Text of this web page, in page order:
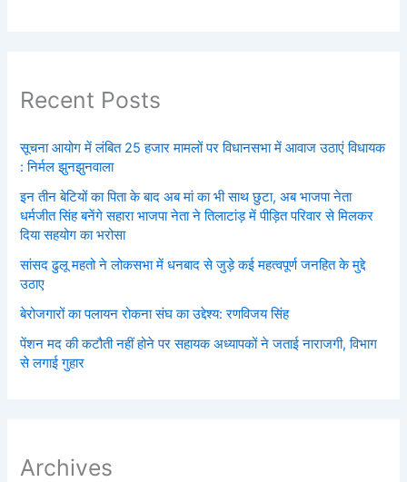
Recent Posts
सूचना आयोग में लंबित 25 हजार मामलों पर विधानसभा में आवाज उठाएं विधायक
: निर्मल झुनझुनवाला
इन तीन बेटियों का पिता के बाद अब मां का भी साथ छुटा, अब भाजपा नेता
धर्मजीत सिंह बनेंगे सहारा भाजपा नेता ने तिलाटांड़ में पीड़ित परिवार से मिलकर
दिया सहयोग का भरोसा
सांसद ढुलू महतो ने लोकसभा में धनबाद से जुड़े कई महत्वपूर्ण जनहित के मुद्दे
उठाए
बेरोजगारों का पलायन रोकना संघ का उद्देश्य: रणविजय सिंह
पेंशन मद की कटौती नहीं होने पर सहायक अध्यापकों ने जताई नाराजगी, विभाग
से लगाई गुहार
Archives